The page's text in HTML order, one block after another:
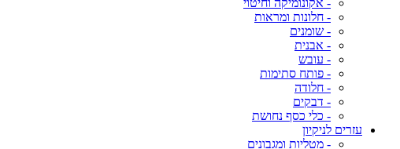
- אקונומיקה וחיטוי
- חלונות ומראות
- שומנים
- אבנית
- עובש
- פותח סתימות
- חלודה
- דבקים
- כלי כסף נחושת
עזרים לניקיון
- מטליות ומגבונים